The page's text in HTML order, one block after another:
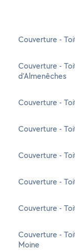
Couverture -
Couverture -
d'Almenêches
Couverture -
Couverture -
Couverture -
Couverture -
Couverture -
Couverture -
Moine